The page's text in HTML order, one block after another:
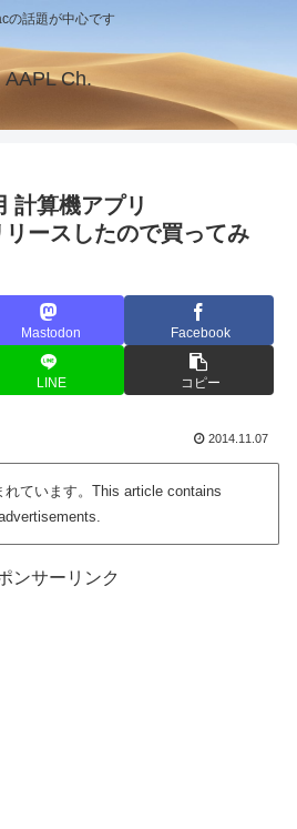
の話題が中心です
AAPL Ch.
計算機アプリ
リースしたので買ってみ
Mastodon Facebook
LINE コピー
2014.11.07
れています。This article contains
ンサーリンク